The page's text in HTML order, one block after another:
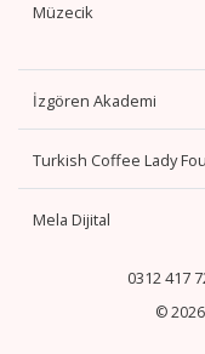
Müzecik
İzgören Akademi
Turkish Coffee Lady
Mela Dijital
0312 417
© 2026